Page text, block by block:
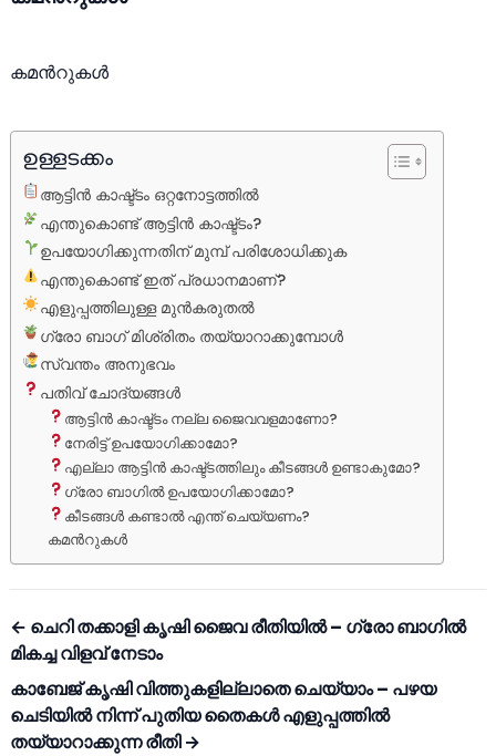
കമന്‍റുകള്‍
ഉള്ളടക്കം
ആട്ടിൻ കാഷ്ട്ടം ഒറ്റനോട്ടത്തിൽ
എന്തുകൊണ്ട് ആട്ടിൻ കാഷ്ട്ടം?
ഉപയോഗിക്കുന്നതിന് മുമ്പ് പരിശോധിക്കുക
എന്തുകൊണ്ട് ഇത് പ്രധാനമാണ്?
എളുപ്പത്തിലുള്ള മുൻകരുതൽ
ഗ്രോ ബാഗ് മിശ്രിതം തയ്യാറാക്കുമ്പോൾ
സ്വന്തം അനുഭവം
പതിവ് ചോദ്യങ്ങൾ
ആട്ടിൻ കാഷ്ട്ടം നല്ല ജൈവവളമാണോ?
നേരിട്ട് ഉപയോഗിക്കാമോ?
എല്ലാ ആട്ടിൻ കാഷ്ട്ടത്തിലും കീടങ്ങൾ ഉണ്ടാകുമോ?
ഗ്രോ ബാഗിൽ ഉപയോഗിക്കാമോ?
കീടങ്ങൾ കണ്ടാൽ എന്ത് ചെയ്യണം?
കമന്‍റുകള്‍
← ചെറി തക്കാളി കൃഷി ജൈവ രീതിയിൽ – ഗ്രോ ബാഗിൽ
മികച്ച വിളവ് നേടാം
കാബേജ് കൃഷി വിത്തുകളില്ലാതെ ചെയ്യാം – പഴയ
ചെടിയിൽ നിന്ന് പുതിയ തൈകൾ എളുപ്പത്തിൽ
തയ്യാറാക്കുന്ന രീതി →